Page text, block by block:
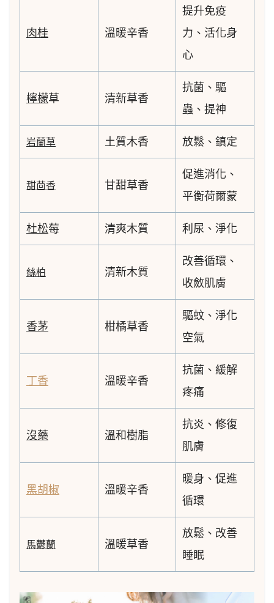
肉桂 溫暖辛香
提升免疫
力、活化身
心
檸檬草 清新草香
抗菌、驅
蟲、提神
岩蘭草 土質木香 放鬆、鎮定
甜茴香 甘甜草香
促進消化、
平衡荷爾蒙
杜松莓 清爽木質 利尿、淨化
絲柏 清新木質
改善循環、
收斂肌膚
香茅 柑橘草香
驅蚊、淨化
空氣
丁香 溫暖辛香
抗菌、緩解
疼痛
沒藥 溫和樹脂
抗炎、修復
肌膚
黑胡椒 溫暖辛香
暖身、促進
循環
馬鬱蘭 溫暖草香
放鬆、改善
睡眠